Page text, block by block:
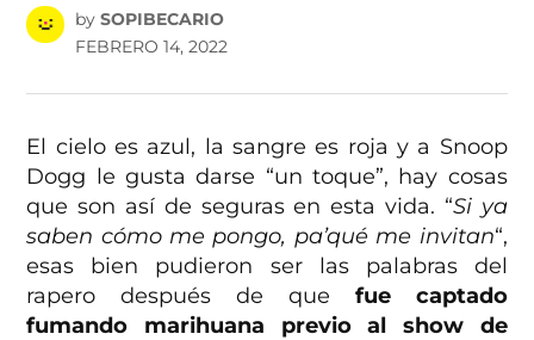
by SOPIBECARIO
FEBRERO 14, 2022
El cielo es azul, la sangre es roja y a Snoop
Dogg le gusta darse “un toque”, hay cosas
que son así de seguras en esta vida. “Si ya
saben cómo me pongo, pa’qué me invitan“,
esas bien pudieron ser las palabras del
rapero después de que fue captado
fumando marihuana previo al show de